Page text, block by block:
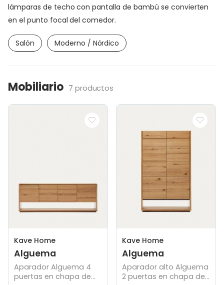
lámparas de techo con pantalla de bambú se convierten
en el punto focal del comedor.
Salón Moderno / Nórdico
Mobiliario 7 productos
Kave Home
Alguema
Aparador Alguema 4
puertas en chapa de
Kave Home
Alguema
Aparador alto Alguema
2 puertas en chapa de